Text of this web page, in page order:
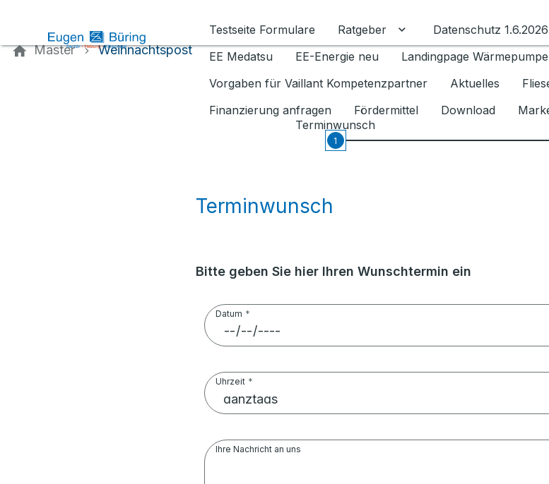
Testseite Formulare
Ratgeber Untermenü für Ratgeber
Datenschutz 1.6.2026
EE Medatsu
EE-Energie neu Landingpage Wärmepumpe
Vorgaben für Vaillant Kompetenzpartner
Aktuelles
Finanzierung anfragen
Fördermittel Download
Master Weihnachtspost
Terminwunsch
1
Terminwunsch
Bitte geben Sie hier Ihren Wunschtermin ein
Datum
Uhrzeit
Ihre Nachricht an uns